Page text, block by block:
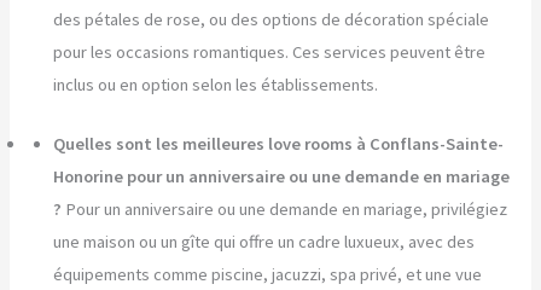
des pétales de rose, ou des options de décoration spéciale
pour les occasions romantiques. Ces services peuvent être
inclus ou en option selon les établissements.
Quelles sont les meilleures love rooms à Conflans-Sainte-
Honorine pour un anniversaire ou une demande en mariage
? Pour un anniversaire ou une demande en mariage, privilégiez
une maison ou un gîte qui offre un cadre luxueux, avec des
équipements comme piscine, jacuzzi, spa privé, et une vue